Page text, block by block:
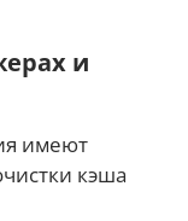
и
имеют
кэша